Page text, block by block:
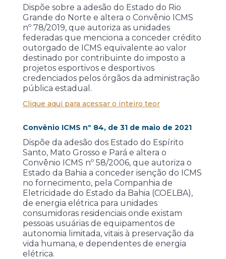
Dispõe sobre a adesão do Estado do Rio
Grande do Norte e altera o Convênio ICMS
nº 78/2019, que autoriza as unidades
federadas que menciona a conceder crédito
outorgado de ICMS equivalente ao valor
destinado por contribuinte do imposto a
projetos esportivos e desportivos
credenciados pelos órgãos da administração
pública estadual.
Clique aqui para acessar o inteiro teor
Convênio ICMS nº 84, de 31 de maio de 2021
Dispõe da adesão dos Estado do Espírito
Santo, Mato Grosso e Pará e altera o
Convênio ICMS nº 58/2006, que autoriza o
Estado da Bahia a conceder isenção do ICMS
no fornecimento, pela Companhia de
Eletricidade do Estado da Bahia (COELBA),
de energia elétrica para unidades
consumidoras residenciais onde existam
pessoas usuárias de equipamentos de
autonomia limitada, vitais à preservação da
vida humana, e dependentes de energia
elétrica.